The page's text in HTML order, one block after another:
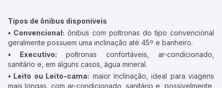
Tipos de ônibus disponíveis
• Convencional: ônibus com poltronas do tipo convencional
geralmente possuem uma inclinação até 45º e banheiro.
• Executivo: poltronas confortáveis, ar-condicionado,
sanitário e, em alguns casos, água mineral.
• Leito ou Leito-cama: maior inclinação, ideal para viagens
mais longas, com ar-condicionado, sanitário e, possivelmente,